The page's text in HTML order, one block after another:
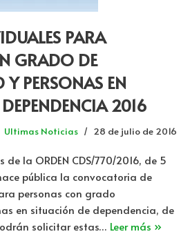
PARA
GRADO DE
PERSONAS EN
2016
Ultimas Noticias 28 de julio de 2016
la ORDEN CDS/770/2016, de 5
pública la convocatoria de
personas con grado
en situación de dependencia, de
solicitar estas… Leer más »